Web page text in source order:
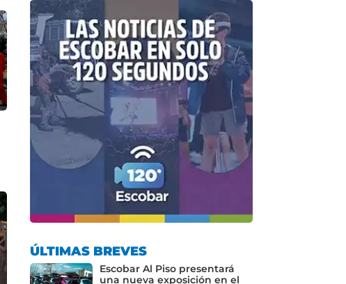
ÚLTIMAS BREVES
Escobar Al Piso presentará
una nueva exposición en el